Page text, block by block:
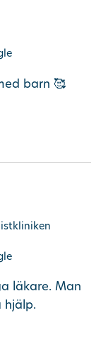
barn 🥰
läkare. Man
hjälp.